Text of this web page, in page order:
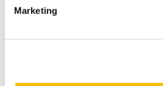
Marketing
Locatie:
De boardroom vraagt om meer
omgeving met toenemende
publieke aandacht wil je een
dat staat — én de boardroom-